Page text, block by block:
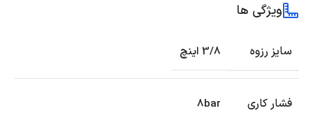
ویژگی ها
سایز رزوه 3/8 اینچ
فشار کاری 8bar